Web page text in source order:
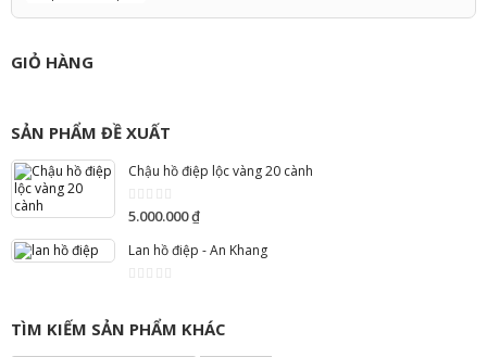
GIỎ HÀNG
SẢN PHẨM ĐỀ XUẤT
Chậu hồ điệp lộc vàng 20 cành
0
out
5
5.000.000₫
Lan hồ điệp - An Khang
5
TÌM KIẾM SẢN PHẨM KHÁC